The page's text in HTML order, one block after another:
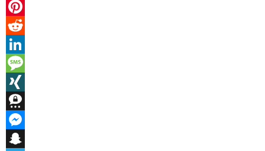
WhatsApp
Pinterest
Reddit
LinkedIn
Message
XING
Threema
Messenger